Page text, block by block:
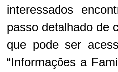
interessados
passo detalhado de
que pode ser
“Informações a